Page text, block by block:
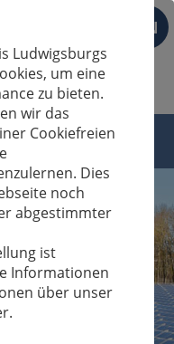
EN
Ludwigsburgs
um eine
zu bieten.
wir das
Cookiefreien
Dies
noch
abgestimmter
ist
Informationen
über unser